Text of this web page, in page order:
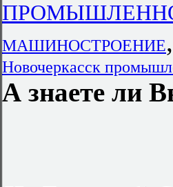
МАШИНОСТРОЕНИЕ,
Новочеркасск
А знаете ли